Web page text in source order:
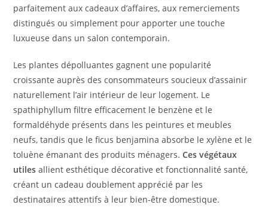
parfaitement aux cadeaux d’affaires, aux remerciements
distingués ou simplement pour apporter une touche
luxueuse dans un salon contemporain.
Les plantes dépolluantes gagnent une popularité
croissante auprès des consommateurs soucieux d’assainir
naturellement l’air intérieur de leur logement. Le
spathiphyllum filtre efficacement le benzène et le
formaldéhyde présents dans les peintures et meubles
neufs, tandis que le ficus benjamina absorbe le xylène et le
toluène émanant des produits ménagers.Ces végétaux
utiles allient esthétique décorative et fonctionnalité santé,
créant un cadeau doublement apprécié par les
destinataires attentifs à leur bien-être domestique.